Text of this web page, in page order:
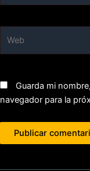
Guarda mi
navegador para la